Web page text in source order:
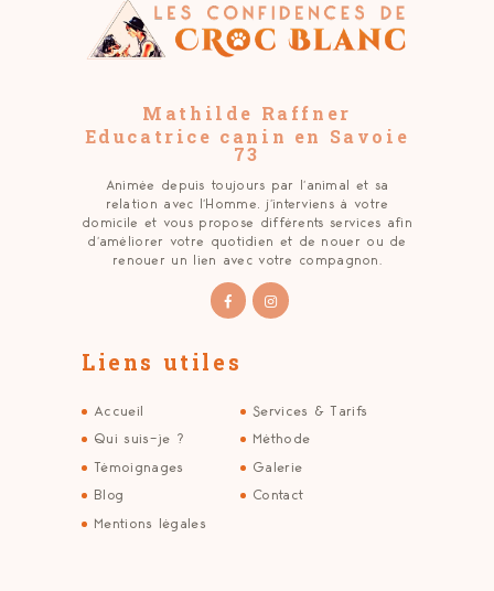
Mathilde Raffner
Educatrice canin en Savoie
73
Animée depuis toujours par l’animal et sa
relation avec l’Homme, j’interviens à votre
domicile et vous propose différents services afin
d’améliorer votre quotidien et de nouer ou de
renouer un lien avec votre compagnon.
Liens utiles
Accueil
Services & Tarifs
Qui suis-je ?
Méthode
Témoignages
Galerie
Blog
Contact
Mentions légales